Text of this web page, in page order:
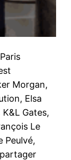
Morgan,
Elsa
Gates,
Le
Peulvé,